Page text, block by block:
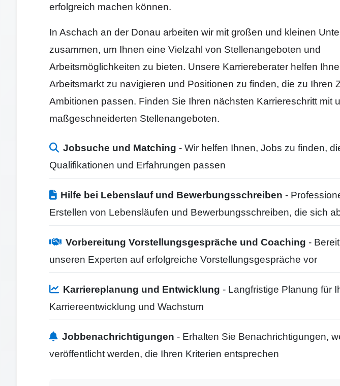
erfolgreich machen können.
In Aschach an der Donau arbeiten wir mit großen und kleinen
zusammen, um Ihnen eine Vielzahl von Stellenangeboten und
Arbeitsmöglichkeiten zu bieten. Unsere Karriereberater helfen
Arbeitsmarkt zu navigieren und Positionen zu finden, die zu Ihren
Ambitionen passen. Finden Sie Ihren nächsten Karriereschritt mit
maßgeschneiderten Stellenangeboten.
Jobsuche und Matching - Wir helfen Ihnen, Jobs zu finden,
Qualifikationen und Erfahrungen passen
Hilfe bei Lebenslauf und Bewerbungsschreiben -
Erstellen von Lebensläufen und Bewerbungsschreiben, die sich
Vorbereitung Vorstellungsgespräche und Coaching -
unseren Experten auf erfolgreiche Vorstellungsgespräche vor
Karriereplanung und Entwicklung - Langfristige Planung für
Karriereentwicklung und Wachstum
Jobbenachrichtigungen - Erhalten Sie Benachrichtigungen,
veröffentlicht werden, die Ihren Kriterien entsprechen